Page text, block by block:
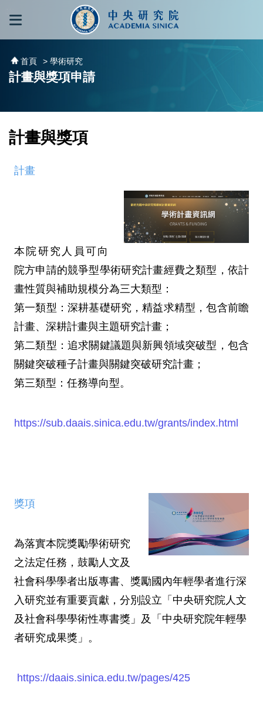
跳到主要內容區塊
首頁 > 學術研究
計畫與獎項申請
計畫與獎項
計畫
本院研究人員可向
院方申請的競爭型學術研究計畫經費之類型，依計
畫性質與補助規模分為三大類型：
第一類型：深耕基礎研究，精益求精型，包含前瞻
計畫、深耕計畫與主題研究計畫；
第二類型：追求關鍵議題與新興領域突破型，包含
關鍵突破種子計畫與關鍵突破研究計畫；
第三類型：任務導向型。
https://sub.daais.sinica.edu.tw/grants/index.html
獎項
為落實本院獎勵學術研究
之法定任務，鼓勵人文及
社會科學學者出版專書、獎勵國內年輕學者進行深
入研究並有重要貢獻，分別設立「中央研究院人文
及社會科學學術性專書獎」及「中央研究院年輕學
者研究成果獎」。
https://daais.sinica.edu.tw/pages/425